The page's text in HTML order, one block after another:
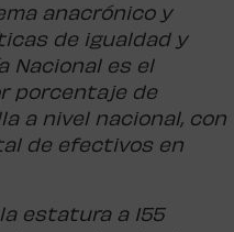
anacrónico y
de igualdad y
Nacional es el
porcentaje de
a nivel nacional, con
de efectivos en
estatura a 155